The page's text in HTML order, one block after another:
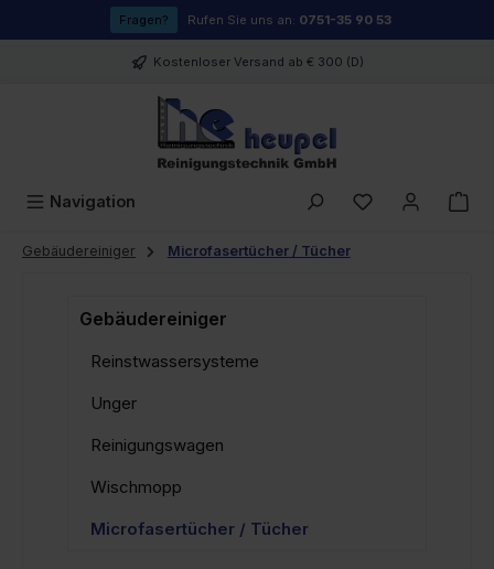
Zum Hauptinhalt springen
Fragen? Rufen Sie uns an: 0751-35 90 53
Kostenloser Versand ab € 300 (D)
Navigation Du hast 0
Gebäudereiniger Microfasertücher / Tücher
Gebäudereiniger
Reinstwassersysteme
Unger
Reinigungswagen
Wischmopp
Microfasertücher / Tücher